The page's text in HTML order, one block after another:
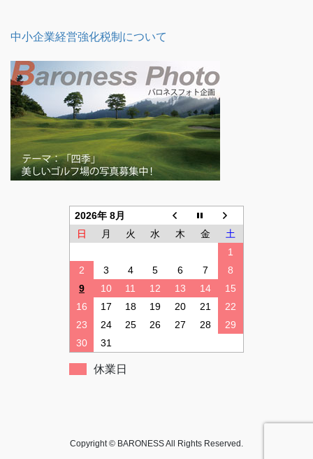
中小企業経営強化税制について
2026年 8月
日
月 火 水 木 金
土
1
2
3 4 5 6 7
8
9
10 11 12 13 14
15
16
17 18 19 20 21
22
23
24 25 26 27 28
29
30
31
休業日
Copyright © BARONESS All Rights Reserved.